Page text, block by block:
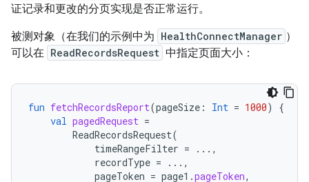
证记录和更改的分页实现是否正常运行。
被测对象（在我们的示例中为 HealthConnectManager ）
可以在 ReadRecordsRequest 中指定页面大小：
fun fetchRecordsReport(pageSize : Int = 1000)
{
val pagedRequest =
ReadRecordsRequest(
timeRangeFilter =
...,
recordType =
...,
pageToken = page1 .pageToken,